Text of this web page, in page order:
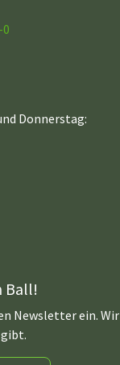
Donnerstag:
Ball!
Newsletter ein.
gibt.